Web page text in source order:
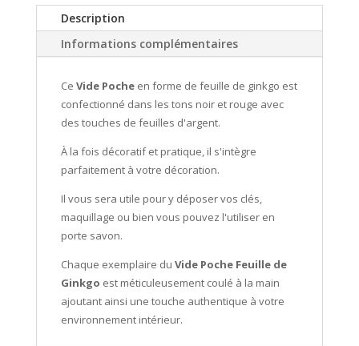
Description
Informations complémentaires
Ce Vide Pocheen forme de feuille de ginkgo est
confectionné dans les tons noir et rouge avec
des touches de feuilles d'argent.
À la fois décoratif et pratique, il s'intègre
parfaitement à votre décoration.
Il vous sera utile pour y déposer vos clés,
maquillage ou bien vous pouvez l'utiliser en
porte savon.
Chaque exemplaire du Vide Poche Feuille de
Ginkgo est méticuleusement coulé à la main
ajoutant ainsi une touche authentique à votre
environnement intérieur.